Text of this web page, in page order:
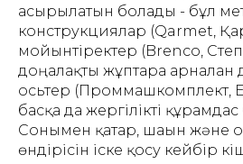
асырылатын болады - бұл
конструкциялар (Qarmet,
мойынтіректер (Brenco,
доңғалақты жұптарға
осьтер (Проммашкомплект,
басқа да жергілікті құрамдас
Сонымен қатар, шағын және
өндірісін іске қосу кейбір